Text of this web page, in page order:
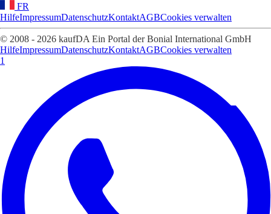
FR
HilfeImpressumDatenschutzKontaktAGBCookies verwalten
© 2008 - 2026 kaufDA Ein Portal der Bonial International GmbH
HilfeImpressumDatenschutzKontaktAGBCookies verwalten
1